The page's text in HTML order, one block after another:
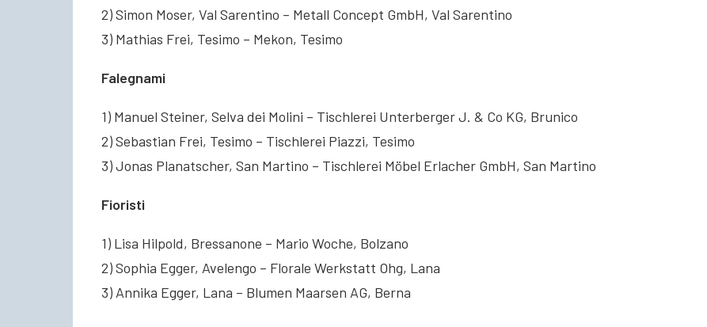
2) Simon Moser, Val Sarentino – Metall Concept GmbH, Val Sarentino
3) Mathias Frei, Tesimo – Mekon, Tesimo
Falegnami
1) Manuel Steiner, Selva dei Molini – Tischlerei Unterberger J. & Co KG, Brunico
2) Sebastian Frei, Tesimo – Tischlerei Piazzi, Tesimo
3) Jonas Planatscher, San Martino – Tischlerei Möbel Erlacher GmbH, San Martino
Fioristi
1) Lisa Hilpold, Bressanone – Mario Woche, Bolzano
2) Sophia Egger, Avelengo – Florale Werkstatt Ohg, Lana
3) Annika Egger, Lana – Blumen Maarsen AG, Berna